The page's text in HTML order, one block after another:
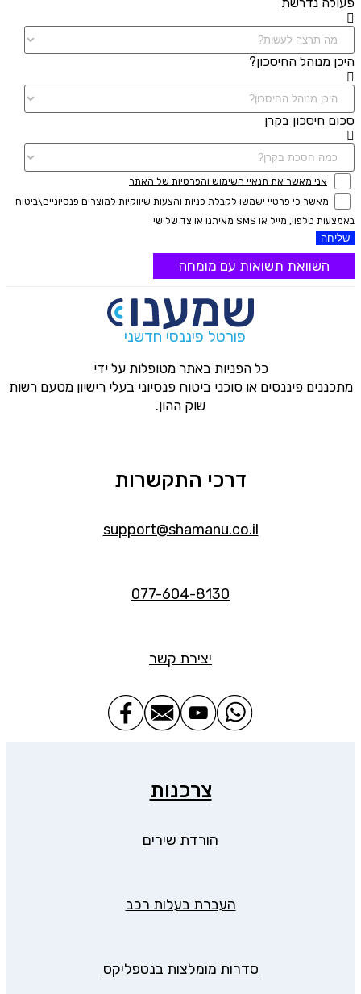
היכן מנוהל החיסכון?
סכום חיסכון בקרן
אני מאשר את תנאיי השימוש והפרטיות של האתר
מאשר כי פרטיי ישמשו לקבלת פניות והצעות שיווקיות למוצרים פנסיוניים\ביטוח
באמצעות טלפון, מייל או SMS מאיתנו או צד שלישי
שליחה
השוואת תשואות עם מומחה
פורטל פיננסי חדשני
כל הפניות באתר מטופלות על ידי
מתכננים פיננסים או סוכני ביטוח פנסיוני בעלי רישיון מטעם רשות
שוק ההון.
דרכי התקשרות
support@shamanu.co.il
077-604-8130
יצירת קשר
צרכנות
הורדת שירים
העברת בעלות רכב
סדרות מומלצות בנטפליקס